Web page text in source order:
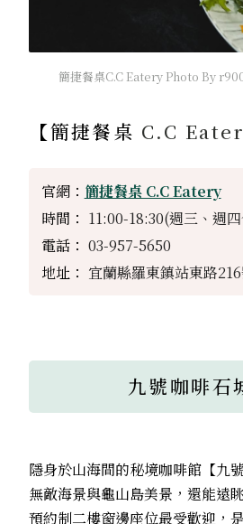
簡捷餐桌C.C Eatery Photo By
【簡捷餐桌 C.C
官網： 簡捷餐桌 C.C Eatery
時間： 11:00-18:30(週三、週
電話： 03-957-5650
地址： 宜蘭縣羅東鎮站東路
九號咖啡石
隱身於山海間的秘境咖啡館【九
無敵海景與龜山島美景，還能遠
預約制二樓窗邊座位最受歡迎，